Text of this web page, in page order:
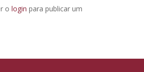
o login para publicar um